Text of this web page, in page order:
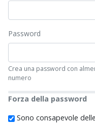
Password
Crea una password con
numero
Forza della password
Sono consapevole delle